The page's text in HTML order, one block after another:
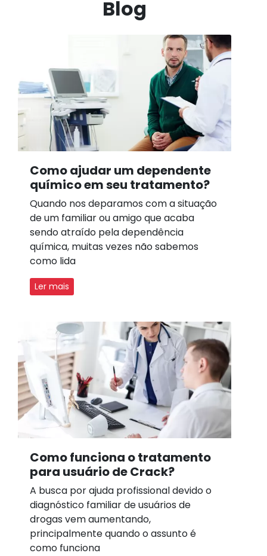
Blog
Como ajudar um dependente
químico em seu tratamento?
Quando nos deparamos com a situação
de um familiar ou amigo que acaba
sendo atraído pela dependência
química, muitas vezes não sabemos
como lida
Ler mais
Como funciona o tratamento
para usuário de Crack?
A busca por ajuda profissional devido o
diagnóstico familiar de usuários de
drogas vem aumentando,
principalmente quando o assunto é
como funciona